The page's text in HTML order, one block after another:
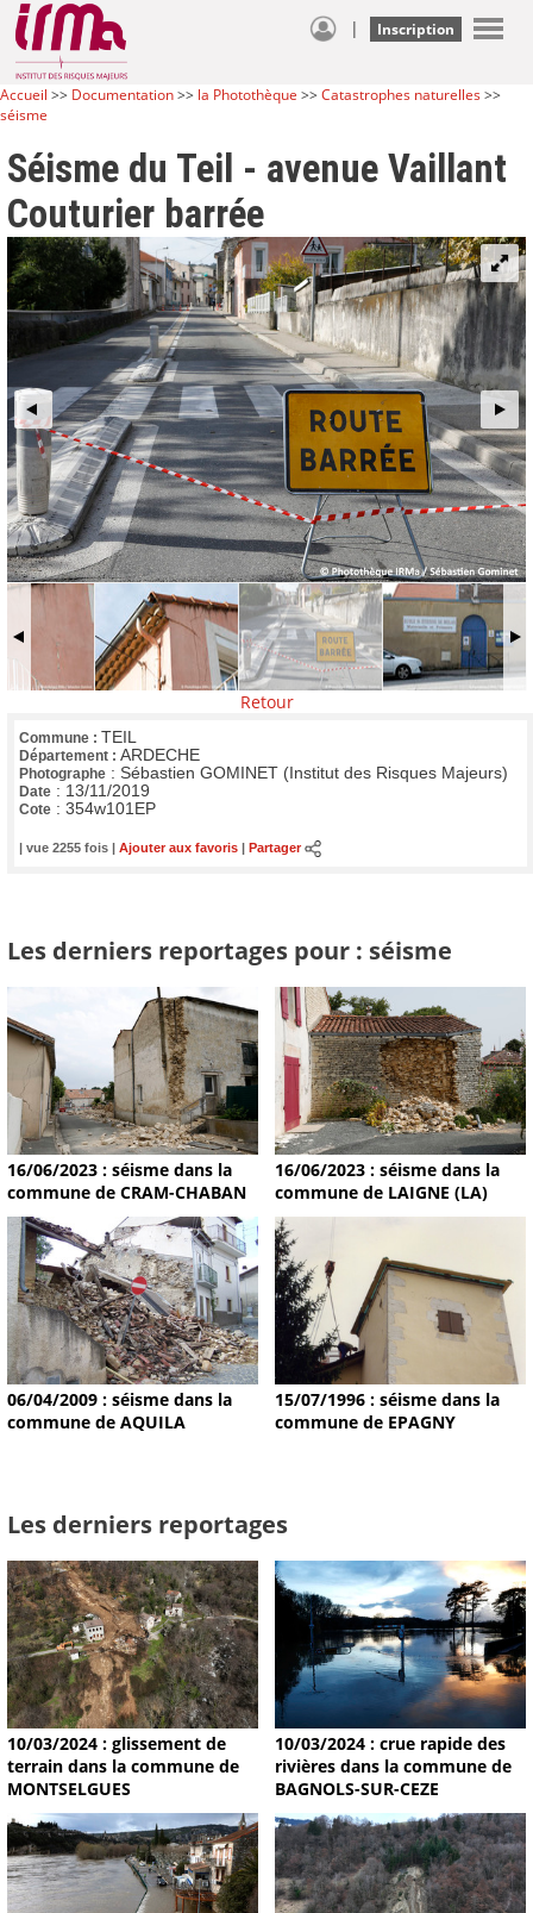
| Inscription
Accueil >> Documentation>> la Photothèque >>Catastrophes naturelles>>
séisme
Séisme du Teil - avenue Vaillant
Couturier barrée
Retour
Commune : TEIL
Département : ARDECHE
Photographe : Sébastien GOMINET (Institut des Risques Majeurs)
Date : 13/11/2019
Cote : 354w101EP
| vue 2255 fois | Ajouter aux favoris Partager
Les derniers reportages pour : séisme
16/06/2023 : séisme dans la
commune de CRAM-CHABAN
16/06/2023 : séisme dans la
commune de LAIGNE (LA)
06/04/2009 : séisme dans la
commune de AQUILA
15/07/1996 : séisme dans la
commune de EPAGNY
Les derniers reportages
10/03/2024 : glissement de
terrain dans la commune de
MONTSELGUES
10/03/2024 : crue rapide des
rivières dans la commune de
BAGNOLS-SUR-CEZE